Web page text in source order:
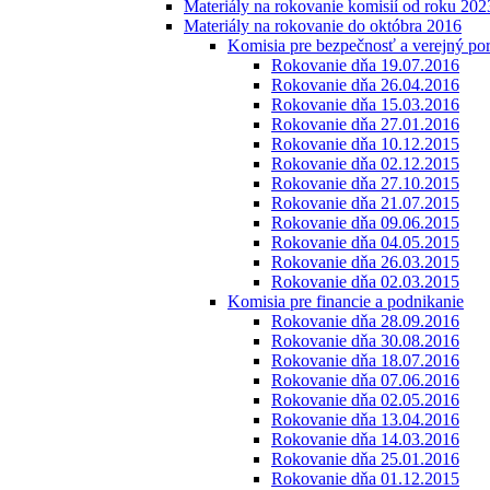
Materiály na rokovanie komisií od roku
Materiály na rokovanie do októbra 2016
Komisia pre bezpečnosť a verejný
Rokovanie dňa 19.07.2016
Rokovanie dňa 26.04.2016
Rokovanie dňa 15.03.2016
Rokovanie dňa 27.01.2016
Rokovanie dňa 10.12.2015
Rokovanie dňa 02.12.2015
Rokovanie dňa 27.10.2015
Rokovanie dňa 21.07.2015
Rokovanie dňa 09.06.2015
Rokovanie dňa 04.05.2015
Rokovanie dňa 26.03.2015
Rokovanie dňa 02.03.2015
Komisia pre financie a podnikanie
Rokovanie dňa 28.09.2016
Rokovanie dňa 30.08.2016
Rokovanie dňa 18.07.2016
Rokovanie dňa 07.06.2016
Rokovanie dňa 02.05.2016
Rokovanie dňa 13.04.2016
Rokovanie dňa 14.03.2016
Rokovanie dňa 25.01.2016
Rokovanie dňa 01.12.2015